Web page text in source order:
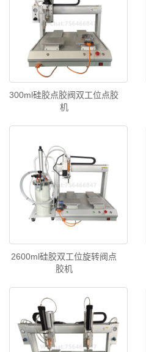
300ml硅胶点胶阀双工位点胶
机
2600ml硅胶双工位旋转阀点
胶机